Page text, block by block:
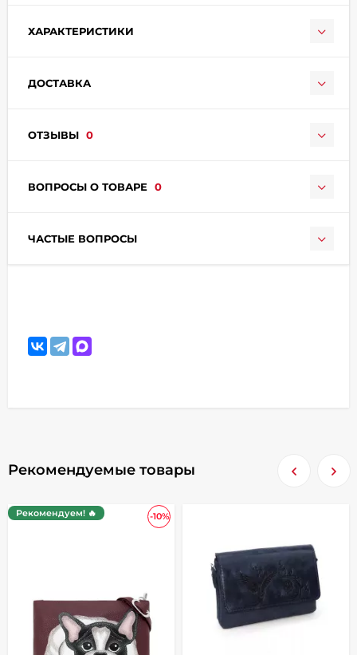
ХАРАКТЕРИСТИКИ
ДОСТАВКА
ОТЗЫВЫ 0
ВОПРОСЫ О ТОВАРЕ 0
ЧАСТЫЕ ВОПРОСЫ
раз в 2 недели
Рекомендуемые товары
-10%
Рекомендуем! 🔥